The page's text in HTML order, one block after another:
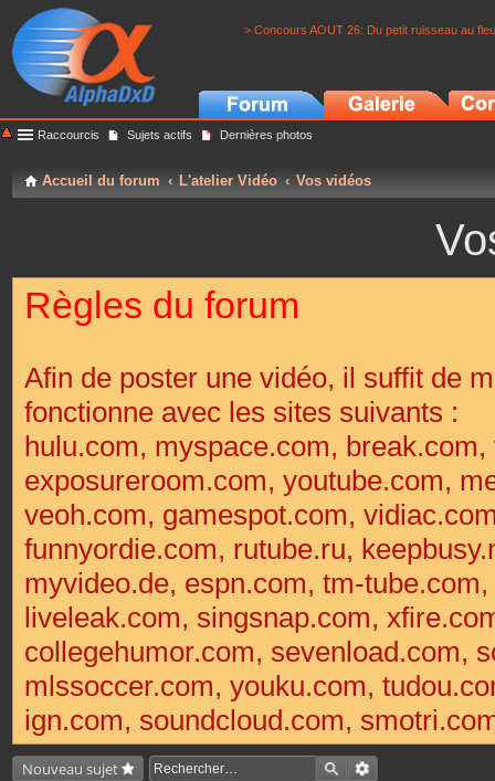
> Concours AOUT 26: Du petit ruisseau au
Raccourcis Sujets actifs Dernières photos
Accueil du forum L'atelier Vidéo Vos vidéos
Règles du forum
Afin de poster une vidéo, il suffit de
fonctionne avec les sites suivants :
hulu.com, myspace.com,
exposureroom.com, youtube.com,
veoh.com, gamespot.com,
funnyordie.com, rutube.ru,
myvideo.de, espn.com, tm-
liveleak.com, singsnap.com,
collegehumor.com, sevenload.com,
mlssoccer.com, youku.com,
ign.com, soundcloud.com,
Nouveau sujet